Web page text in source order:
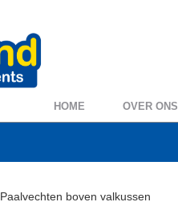
HOME OVER ONS
Paalvechten boven valkussen